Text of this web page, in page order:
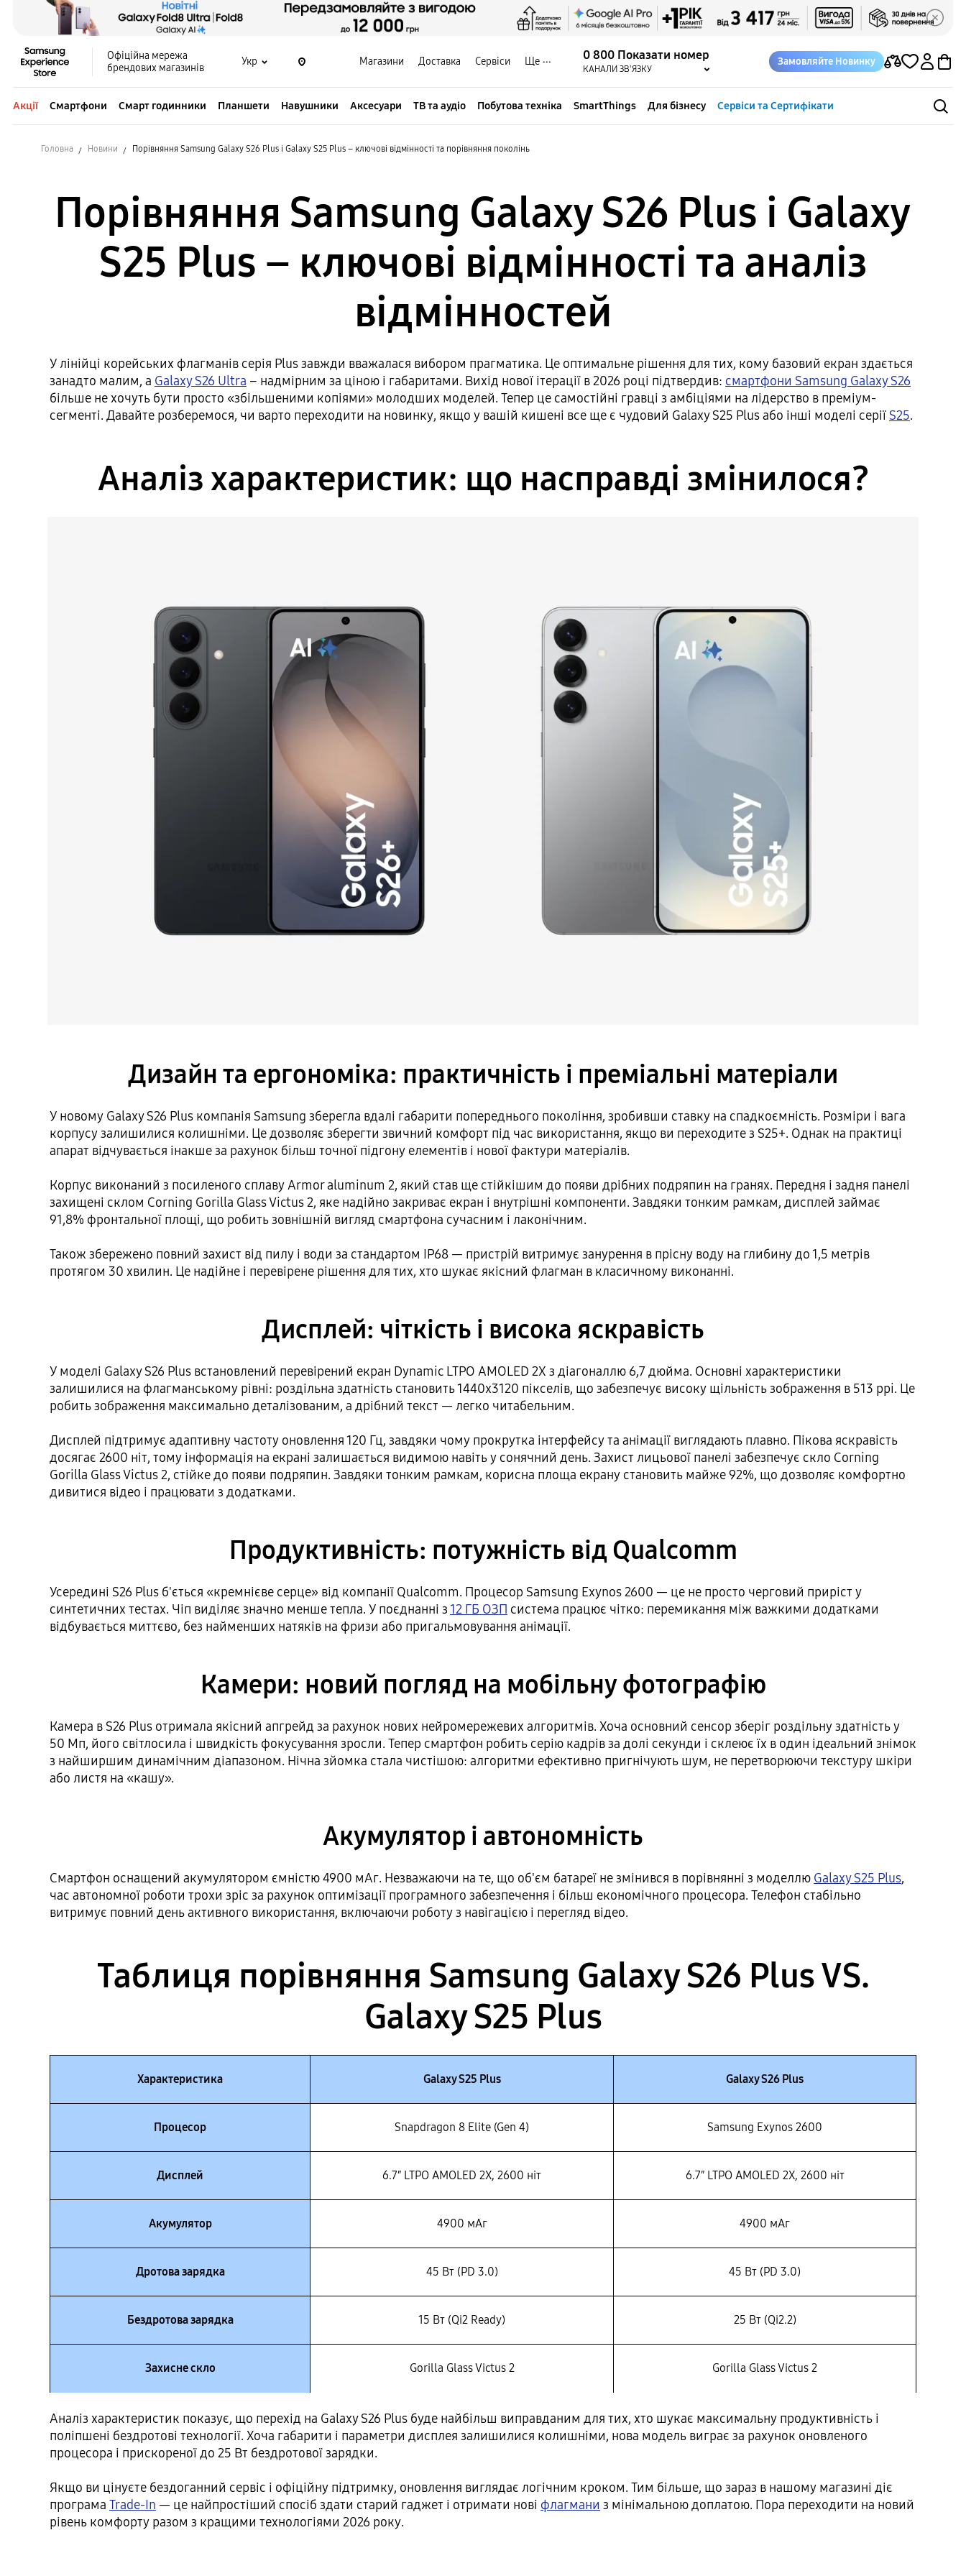
Офіційна мережа
брендових магазинів
Укр Магазини Доставка Сервіси Ще 0 800 Показати номер
КАНАЛИ ЗВ'ЯЗКУ
Замовляйте Новинку
Акції Смартфони Смарт годинники Планшети Навушники Аксесуари ТВ та аудіо Побутова техніка SmartThings Для бізнесу Сервіси та Сертифікати
Головна Новини Порівняння Samsung Galaxy S26 Plus і Galaxy S25 Plus – ключові відмінності та порівняння поколінь
Порівняння Samsung Galaxy S26 Plus і Galaxy
S25 Plus – ключові відмінності та аналіз
відмінностей
У лінійці корейських флагманів серія Plus завжди вважалася вибором прагматика. Це оптимальне рішення для тих, кому базовий екран здається
занадто малим, а Galaxy S26 Ultra – надмірним за ціною і габаритами. Вихід нової ітерації в 2026 році підтвердив: смартфони Samsung Galaxy S26
більше не хочуть бути просто «збільшеними копіями» молодших моделей. Тепер це самостійні гравці з амбіціями на лідерство в преміум-
сегменті. Давайте розберемося, чи варто переходити на новинку, якщо у вашій кишені все ще є чудовий Galaxy S25 Plus або інші моделі серії S25.
Аналіз характеристик: що насправді змінилося?
Дизайн та ергономіка: практичність і преміальні матеріали
У новому Galaxy S26 Plus компанія Samsung зберегла вдалі габарити попереднього покоління, зробивши ставку на спадкоємність. Розміри і вага
корпусу залишилися колишніми. Це дозволяє зберегти звичний комфорт під час використання, якщо ви переходите з S25+. Однак на практиці
апарат відчувається інакше за рахунок більш точної підгону елементів і нової фактури матеріалів.
Корпус виконаний з посиленого сплаву Armor aluminum 2, який став ще стійкішим до появи дрібних подряпин на гранях. Передня і задня панелі
захищені склом Corning Gorilla Glass Victus 2, яке надійно закриває екран і внутрішні компоненти. Завдяки тонким рамкам, дисплей займає
91,8% фронтальної площі, що робить зовнішній вигляд смартфона сучасним і лаконічним.
Також збережено повний захист від пилу і води за стандартом IP68 — пристрій витримує занурення в прісну воду на глибину до 1,5 метрів
протягом 30 хвилин. Це надійне і перевірене рішення для тих, хто шукає якісний флагман в класичному виконанні.
Дисплей: чіткість і висока яскравість
У моделі Galaxy S26 Plus встановлений перевірений екран Dynamic LTPO AMOLED 2X з діагоналлю 6,7 дюйма. Основні характеристики
залишилися на флагманському рівні: роздільна здатність становить 1440x3120 пікселів, що забезпечує високу щільність зображення в 513 ppi. Це
робить зображення максимально деталізованим, а дрібний текст — легко читабельним.
Дисплей підтримує адаптивну частоту оновлення 120 Гц, завдяки чому прокрутка інтерфейсу та анімації виглядають плавно. Пікова яскравість
досягає 2600 ніт, тому інформація на екрані залишається видимою навіть у сонячний день. Захист лицьової панелі забезпечує скло Corning
Gorilla Glass Victus 2, стійке до появи подряпин. Завдяки тонким рамкам, корисна площа екрану становить майже 92%, що дозволяє комфортно
дивитися відео і працювати з додатками.
Продуктивність: потужність від Qualcomm
Усередині S26 Plus б'ється «кремнієве серце» від компанії Qualcomm. Процесор Samsung Exynos 2600 — це не просто черговий приріст у
синтетичних тестах. Чіп виділяє значно менше тепла. У поєднанні з12 ГБ ОЗП система працює чітко: перемикання між важкими додатками
відбувається миттєво, без найменших натяків на фризи або пригальмовування анімації.
Камери: новий погляд на мобільну фотографію
Камера в S26 Plus отримала якісний апгрейд за рахунок нових нейромережевих алгоритмів. Хоча основний сенсор зберіг роздільну здатність у
50 Мп, його світлосила і швидкість фокусування зросли. Тепер смартфон робить серію кадрів за долі секунди і склеює їх в один ідеальний знімок
з найширшим динамічним діапазоном. Нічна зйомка стала чистішою: алгоритми ефективно пригнічують шум, не перетворюючи текстуру шкіри
або листя на «кашу».
Акумулятор і автономність
Смартфон оснащений акумулятором ємністю 4900 мАг. Незважаючи на те, що об'єм батареї не змінився в порівнянні з моделлю Galaxy S25 Plus,
час автономної роботи трохи зріс за рахунок оптимізації програмного забезпечення і більш економічного процесора. Телефон стабільно
витримує повний день активного використання, включаючи роботу з навігацією і перегляд відео.
Таблиця порівняння Samsung Galaxy S26 Plus VS.
Galaxy S25 Plus
Характеристика Galaxy S25 Plus Galaxy S26 Plus
Процесор Snapdragon 8 Elite (Gen 4) Samsung Exynos 2600
Дисплей 6.7″ LTPO AMOLED 2X, 2600 ніт 6.7″ LTPO AMOLED 2X, 2600 ніт
Акумулятор 4900 мАг 4900 мАг
Дротова зарядка 45 Вт (PD 3.0) 45 Вт (PD 3.0)
Бездротова зарядка 15 Вт (Qi2 Ready) 25 Вт (Qi2.2)
Захисне скло Gorilla Glass Victus 2 Gorilla Glass Victus 2
Аналіз характеристик показує, що перехід на Galaxy S26 Plus буде найбільш виправданим для тих, хто шукає максимальну продуктивність і
поліпшені бездротові технології. Хоча габарити і параметри дисплея залишилися колишніми, нова модель виграє за рахунок оновленого
процесора і прискореної до 25 Вт бездротової зарядки.
Якщо ви цінуєте бездоганний сервіс і офіційну підтримку, оновлення виглядає логічним кроком. Тим більше, що зараз в нашому магазині діє
програма Trade-In — це найпростіший спосіб здати старий гаджет і отримати нові флагмани з мінімальною доплатою. Пора переходити на новий
рівень комфорту разом з кращими технологіями 2026 року.